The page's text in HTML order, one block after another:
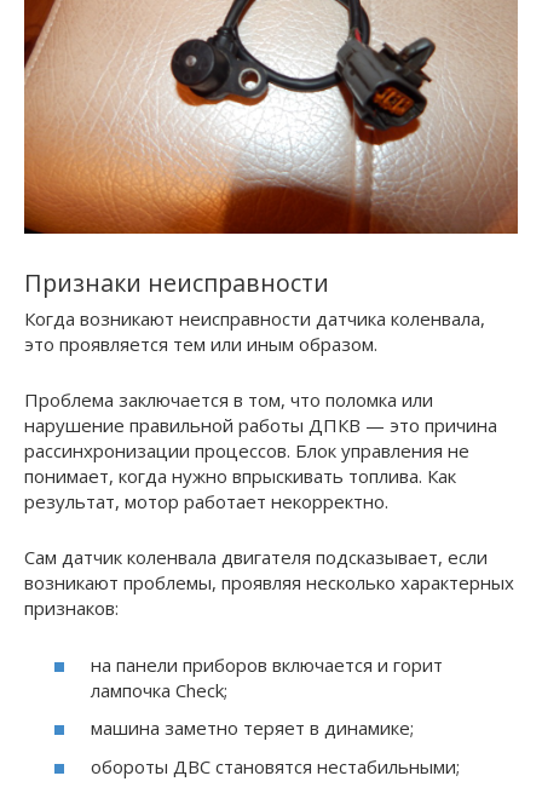
Признаки неисправности
Когда возникают неисправности датчика коленвала,
это проявляется тем или иным образом.
Проблема заключается в том, что поломка или
нарушение правильной работы ДПКВ — это причина
рассинхронизации процессов. Блок управления не
понимает, когда нужно впрыскивать топлива. Как
результат, мотор работает некорректно.
Сам датчик коленвала двигателя подсказывает, если
возникают проблемы, проявляя несколько характерных
признаков:
на панели приборов включается и горит
лампочка Check;
машина заметно теряет в динамике;
обороты ДВС становятся нестабильными;